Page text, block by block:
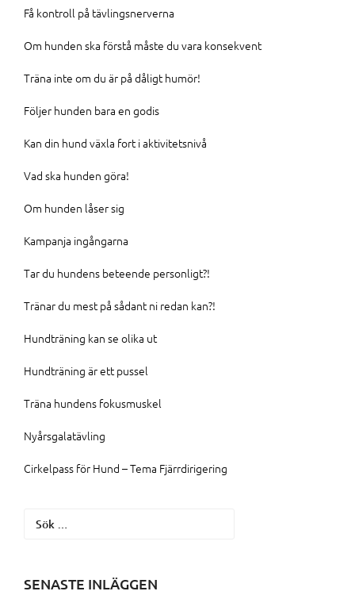
Få kontroll på tävlingsnerverna
Om hunden ska förstå måste du vara konsekvent
Träna inte om du är på dåligt humör!
Följer hunden bara en godis
Kan din hund växla fort i aktivitetsnivå
Vad ska hunden göra!
Om hunden låser sig
Kampanja ingångarna
Tar du hundens beteende personligt?!
Tränar du mest på sådant ni redan kan?!
Hundträning kan se olika ut
Hundträning är ett pussel
Träna hundens fokusmuskel
Nyårsgalatävling
Cirkelpass för Hund – Tema Fjärrdirigering
Sök
SENASTE INLÄGGEN